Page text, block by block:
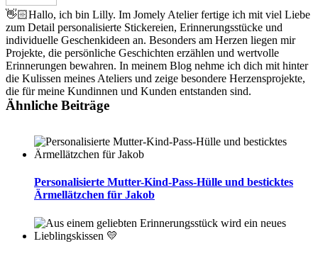
👋🏻Hallo, ich bin Lilly. Im Jomely Atelier fertige ich mit viel Liebe
zum Detail personalisierte Stickereien, Erinnerungsstücke und
individuelle Geschenkideen an. Besonders am Herzen liegen mir
Projekte, die persönliche Geschichten erzählen und wertvolle
Erinnerungen bewahren. In meinem Blog nehme ich dich mit hinter
die Kulissen meines Ateliers und zeige besondere Herzensprojekte,
die für meine Kundinnen und Kunden entstanden sind.
Ähnliche Beiträge
Personalisierte Mutter-Kind-Pass-Hülle und besticktes
Ärmellätzchen für Jakob